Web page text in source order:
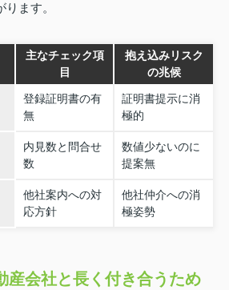
ます。
主なチェック項
目
抱え込みリスク
の兆候
登録証明書の有
無
証明書提示に消
極的
内見数と問合せ
数
数値少ないのに
提案無
他社案内への対
応方針
他社仲介への消
極姿勢
産会社と長く付き合うため